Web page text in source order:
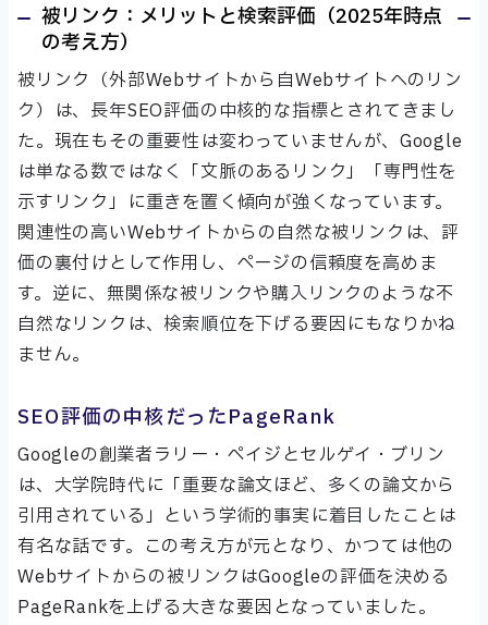
被リンク：メリットと検索評価（2025年時点
の考え方）
被リンク（外部Webサイトから自Webサイトへのリン
ク）は、長年SEO評価の中核的な指標とされてきまし
た。現在もその重要性は変わっていませんが、Google
は単なる数ではなく「文脈のあるリンク」「専門性を
示すリンク」に重きを置く傾向が強くなっています。
関連性の高いWebサイトからの自然な被リンクは、評
価の裏付けとして作用し、ページの信頼度を高めま
す。逆に、無関係な被リンクや購入リンクのような不
自然なリンクは、検索順位を下げる要因にもなりかね
ません。
SEO評価の中核だったPageRank
Googleの創業者ラリー・ペイジとセルゲイ・ブリン
は、大学院時代に「重要な論文ほど、多くの論文から
引用されている」という学術的事実に着目したことは
有名な話です。この考え方が元となり、かつては他の
Webサイトからの被リンクはGoogleの評価を決める
PageRankを上げる大きな要因となっていました。